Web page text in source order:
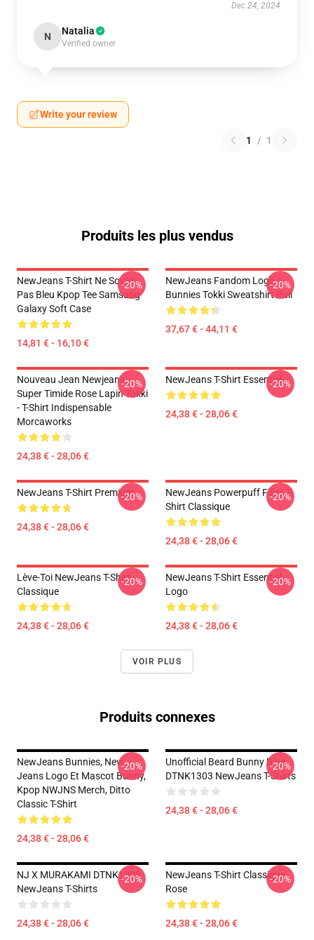
Dec 24, 2024
N Natalia
Verified owner
Write your review
1 / 1
Produits les plus vendus
NewJeans T-Shirt Ne Soyez
Pas Bleu Kpop Tee Samsung
Galaxy Soft Case
14,81 € - 16,10 €
-20%
NewJeans Fandom Logo
Bunnies Tokki Sweatshirt Pull
37,67 € - 44,11 €
-20%
Nouveau Jean Newjeans
Super Timide Rose Lapin Tokki
- T-Shirt Indispensable
Morcaworks
24,38 € - 28,06 €
-20% NewJeans T-Shirt Essentiel
24,38 € - 28,06 €
-20%
NewJeans T-Shirt Premium
24,38 € - 28,06 €
-20%
NewJeans Powerpuff Filles T-
Shirt Classique
24,38 € - 28,06 €
-20%
Lève-Toi NewJeans T-Shirt
Classique
24,38 € - 28,06 €
-20%
NewJeans T-Shirt Essentiel
Logo
24,38 € - 28,06 €
-20%
VOIR PLUS
Produits connexes
NewJeans Bunnies, New
Jeans Logo Et Mascot Bunny,
Kpop NWJNS Merch, Ditto
Classic T-Shirt
24,38 € - 28,06 €
-20%
Unofficial Beard Bunny Blue
DTNK1303 NewJeans T-Shirts
24,38 € - 28,06 €
-20%
NJ X MURAKAMI DTNK1303
NewJeans T-Shirts
24,38 € - 28,06 €
-20%
NewJeans T-Shirt Classique
Rose
24,38 € - 28,06 €
-20%